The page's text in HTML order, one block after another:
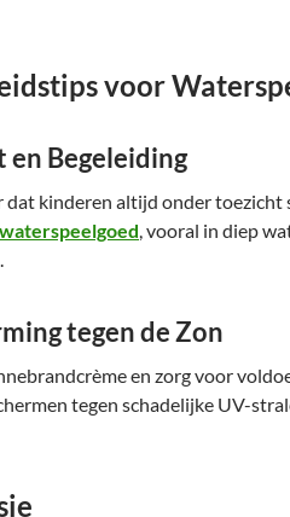
voor
en Begeleiding
dat kinderen altijd onder toezicht
waterspeelgoed, vooral in diep
tegen de Zon
en zorg voor
tegen schadelijke UV-